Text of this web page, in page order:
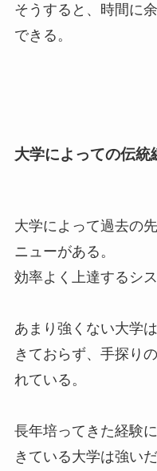
そうすると、時間に
できる。
大学によっての伝統
大学によって過去の
ニューがある。
効率よく上達するシ
あまり強くない大学
きておらず、手探り
れている。
長年培ってきた経験
きている大学は強いだ